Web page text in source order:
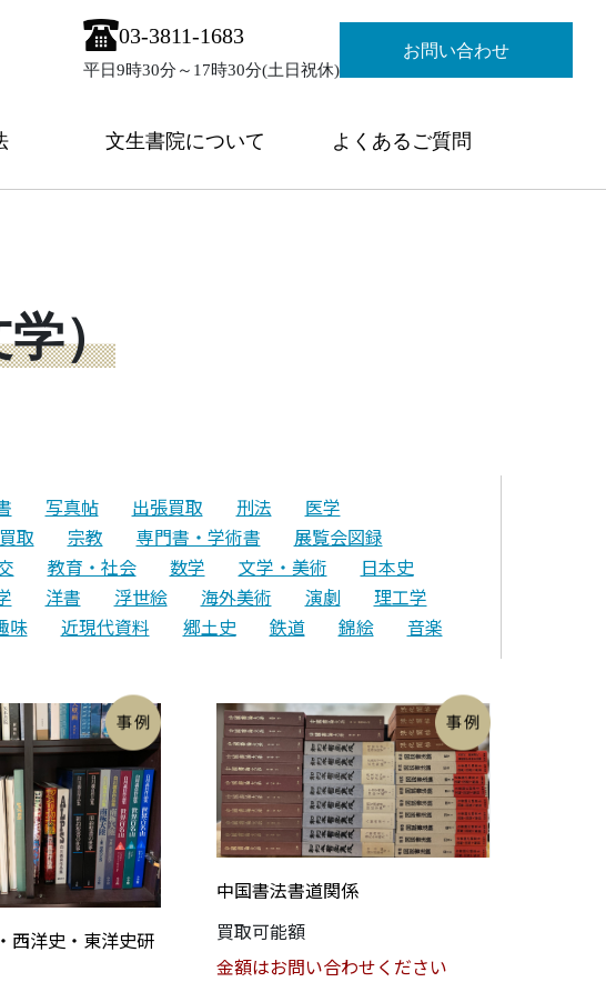
03-3811-1683
平日9時30分～17時30分(土日祝休)
お問い合わせ
文生書院について よくあるご質問
学）
写真帖 出張買取 刑法
医学
取 宗教 専門書・学術書
展覧会図録
教育・社会 数学 文学・美術
日本史
洋書 浮世絵 海外美術 演劇
理工学
味 近現代資料 郷土史 鉄道 錦絵 音楽
西洋史・東洋史研
中国書法書道関係
買取可能額
金額はお問い合わせください